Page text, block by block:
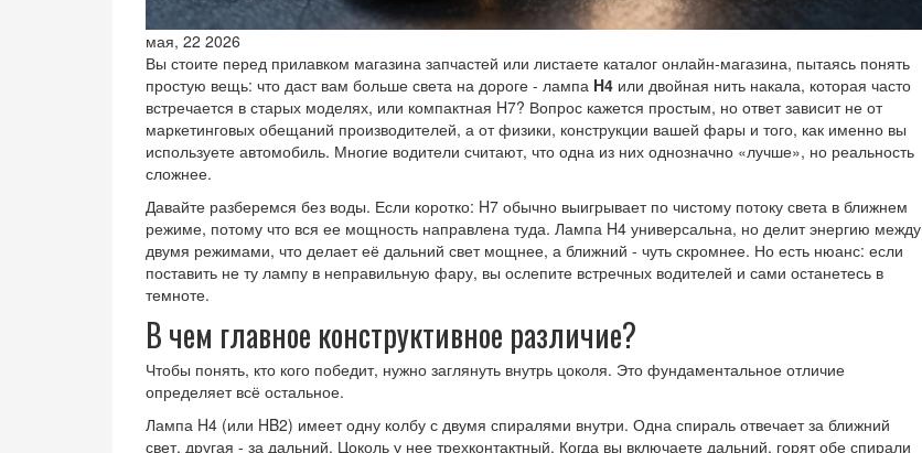
мая, 22 2026
Вы стоите перед прилавком магазина запчастей или листаете каталог онлайн-магазина, пытаясь понять
простую вещь: что даст вам больше света на дороге - лампа H4 или двойная нить накала, которая часто
встречается в старых моделях, или компактная H7? Вопрос кажется простым, но ответ зависит не от
маркетинговых обещаний производителей, а от физики, конструкции вашей фары и того, как именно вы
используете автомобиль. Многие водители считают, что одна из них однозначно «лучше», но реальность
сложнее.
Давайте разберемся без воды. Если коротко: H7 обычно выигрывает по чистому потоку света в ближнем
режиме, потому что вся ее мощность направлена туда. Лампа H4 универсальна, но делит энергию между
двумя режимами, что делает её дальний свет мощнее, а ближний - чуть скромнее. Но есть нюанс: если
поставить не ту лампу в неправильную фару, вы ослепите встречных водителей и сами останетесь в
темноте.
В чем главное конструктивное различие?
Чтобы понять, кто кого победит, нужно заглянуть внутрь цоколя. Это фундаментальное отличие
определяет всё остальное.
Лампа H4 (или HB2) имеет одну колбу с двумя спиралями внутри. Одна спираль отвечает за ближний
свет, другая - за дальний. Цоколь у нее трехконтактный. Когда вы включаете дальний, горят обе спирали